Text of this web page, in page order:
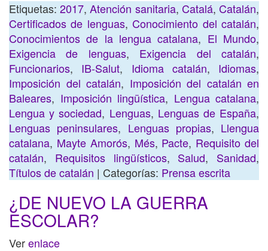
Etiquetas:2017,Atención sanitaria, Catalá,Catalán,
Certificados de lenguas,Conocimiento del catalán,
Conocimientos de la lengua catalana, El Mundo,
Exigencia de lenguas, Exigencia del catalán,
Funcionarios, IB-Salut, Idioma catalán, Idiomas,
Imposición del catalán, Imposición del catalán en
Baleares, Imposición lingüística, Lengua catalana,
Lengua y sociedad, Lenguas, Lenguas de España,
Lenguas peninsulares, Lenguas propias, Llengua
catalana, Mayte Amorós, Més, Pacte, Requisito del
catalán, Requisitos lingüísticos, Salud, Sanidad,
Títulos de catalán | Categorías: Prensa escrita
¿DE NUEVO LA GUERRA
ESCOLAR?
Verenlace